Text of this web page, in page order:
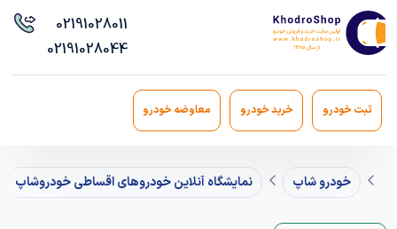
02191028011
02191028044
ثبت خودرو خرید خودرو معاوضه خودرو
خودرو شاپ نمایشگاه آنلاین خودروهای اقساطی خودروشاپ